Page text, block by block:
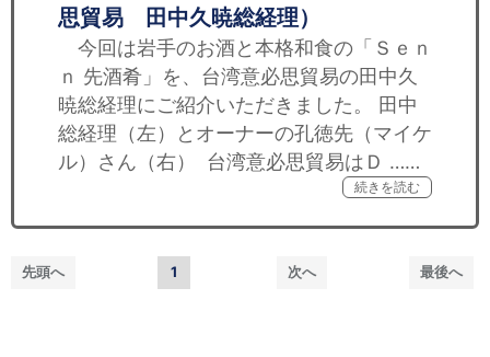
思貿易 田中久暁総経理）
今回は岩手のお酒と本格和食の「Ｓｅｎ
ｎ 先酒肴」を、台湾意必思貿易の田中久
暁総経理にご紹介いただきました。 田中
総経理（左）とオーナーの孔徳先（マイケ
ル）さん（右） 台湾意必思貿易はＤ ……
続きを読む
先頭へ 1 次へ 最後へ